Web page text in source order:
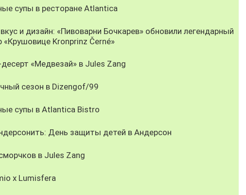
супы в ресторане Atlantica
и дизайн: «Пивоварни Бочкарев» обновили легендарный
«Крушовице Kronprinz Černé»
«Медвезай» в Jules Zang
сезон в Dizengof/99
супы в Atlantica Bistro
День защиты детей в Андерсон
в Jules Zang
x Lumisfera